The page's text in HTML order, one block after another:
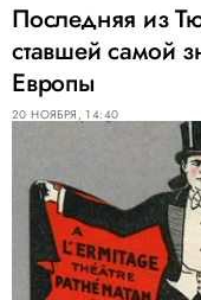
Последняя из
ставшей самой
Европы
20 НОЯБРЯ, 14:40